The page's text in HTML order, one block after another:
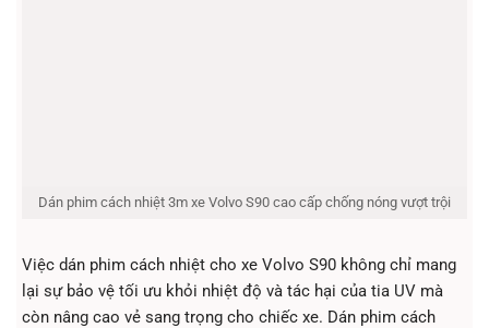
Dán phim cách nhiệt 3m xe Volvo S90 cao cấp chống nóng vượt trội
Việc dán phim cách nhiệt cho xe Volvo S90 không chỉ mang
lại sự bảo vệ tối ưu khỏi nhiệt độ và tác hại của tia UV mà
còn nâng cao vẻ sang trọng cho chiếc xe. Dán phim cách